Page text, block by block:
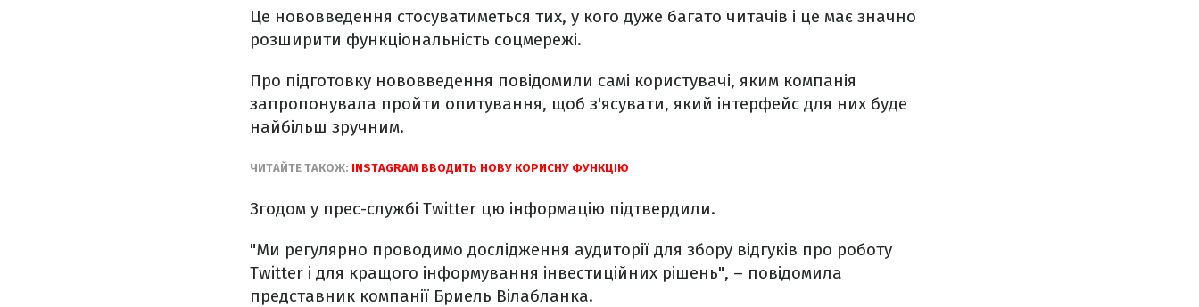
Це нововведення стосуватиметься тих, у кого дуже багато читачів і це має значно
розширити функціональність соцмережі.
Про підготовку нововведення повідомили самі користувачі, яким компанія
запропонувала пройти опитування, щоб з'ясувати, який інтерфейс для них буде
найбільш зручним.
ЧИТАЙТЕ ТАКОЖ: INSTAGRAM ВВОДИТЬ НОВУ КОРИСНУ ФУНКЦІЮ
Згодом у прес-службі Twitter цю інформацію підтвердили.
"Ми регулярно проводимо дослідження аудиторії для збору відгуків про роботу
Twitter і для кращого інформування інвестиційних рішень", – повідомила
представник компанії Бриель Вілабланка.